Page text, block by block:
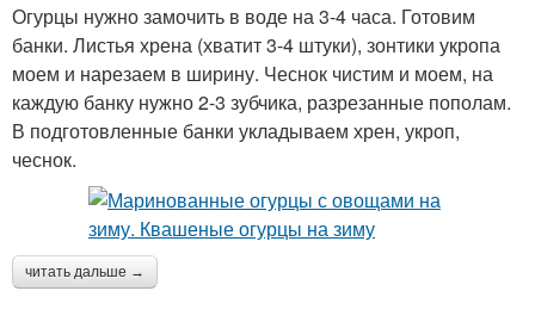
Огурцы нужно замочить в воде на 3-4 часа. Готовим
банки. Листья хрена (хватит 3-4 штуки), зонтики укропа
моем и нарезаем в ширину. Чеснок чистим и моем, на
каждую банку нужно 2-3 зубчика, разрезанные пополам.
В подготовленные банки укладываем хрен, укроп,
чеснок.
читать дальше →